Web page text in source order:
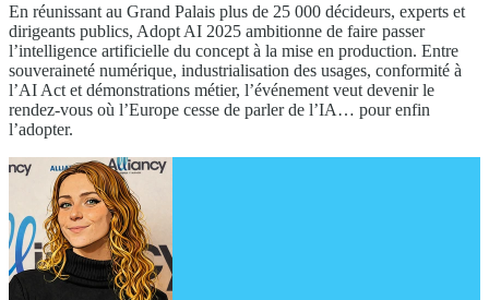
En réunissant au Grand Palais plus de 25 000 décideurs, experts et
dirigeants publics, Adopt AI 2025 ambitionne de faire passer
l’intelligence artificielle du concept à la mise en production. Entre
souveraineté numérique, industrialisation des usages, conformité à
l’AI Act et démonstrations métier, l’événement veut devenir le
rendez-vous où l’Europe cesse de parler de l’IA… pour enfin
l’adopter.